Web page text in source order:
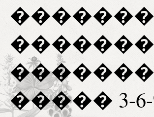
����� 3-6-